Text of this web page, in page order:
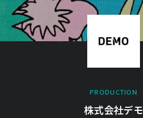
PRODUCTION
株式会社デモ